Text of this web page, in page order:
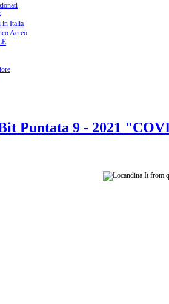
in Italia
Aereo
Puntata 9 - 2021